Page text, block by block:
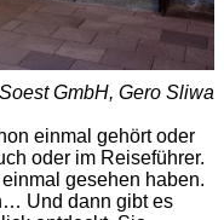
GmbH, Gero Sliwa
einmal gehört oder
oder im Reiseführer.
gesehen haben.
Und dann gibt es